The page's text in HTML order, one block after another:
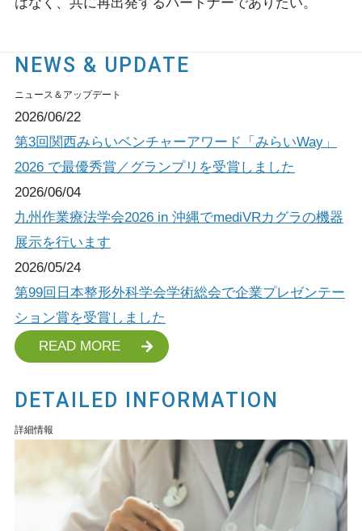
はなく、共に再出発するパートナーでありたい。
NEWS & UPDATE
ニュース＆アップデート
2026/06/22
第3回関西みらいベンチャーアワード「みらいWay」
2026 で最優秀賞／グランプリを受賞しました
2026/06/04
九州作業療法学会2026 in 沖縄でmediVRカグラの機器
展示を行います
2026/05/24
第99回日本整形外科学会学術総会で企業プレゼンテー
ション賞を受賞しました
READ MORE
DETAILED INFORMATION
詳細情報